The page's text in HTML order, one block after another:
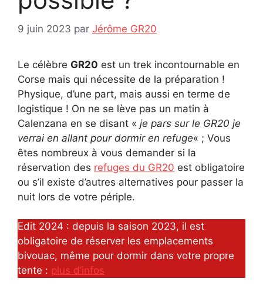
9 juin 2023 par Jérôme GR20
Le célèbre GR20 est un trek incontournable en
Corse mais qui nécessite de la préparation !
Physique, d’une part, mais aussi en terme de
logistique ! On ne se lève pas un matin à
Calenzana en se disant « je pars sur le GR20 je
verrai en allant pour dormir en refuge« ; Vous
êtes nombreux à vous demander si la
réservation des refuges du GR20 est obligatoire
ou s’il existe d’autres alternatives pour passer la
nuit lors de votre périple.
Edit 2024 : depuis la saison 2023, il est
obligatoire de réserver les emplacements
bivouac, même pour dormir dans votre propre
tente : plus d’infos